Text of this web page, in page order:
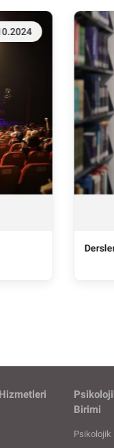
Birimi
Psikolojik